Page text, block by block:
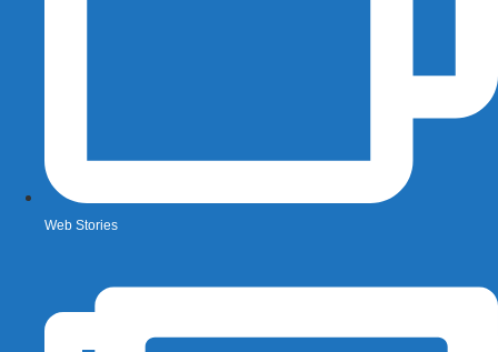
Web Stories